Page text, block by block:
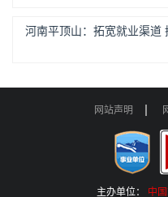
河南平顶山：拓宽就业渠道
网站声明
主办单位： 中